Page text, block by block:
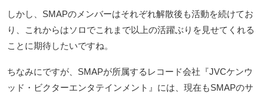
しかし、SMAPのメンバーはそれぞれ解散後も活動を続けてお
り、これからはソロでこれまで以上の活躍ぶりを見せてくれる
ことに期待したいですね。
ちなみにですが、SMAPが所属するレコード会社『JVCケンウ
ッド・ビクターエンタテインメント』には、現在もSMAPのサ